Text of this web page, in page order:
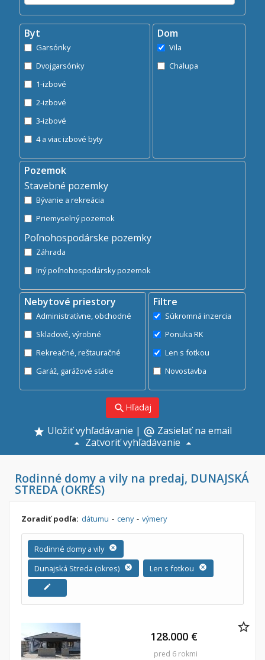
Byt
Garsónky
Dvojgarsónky
1-izbové
2-izbové
3-izbové
4 a viac izbové byty
Dom
Vila
Chalupa
Pozemok
Stavebné pozemky
Bývanie a rekreácia
Priemyselný pozemok
Poľnohospodárske pozemky
Záhrada
Iný poľnohospodársky pozemok
Nebytové priestory
Administratívne, obchodné
Skladové, výrobné
Rekreačné, reštauračné
Garáž, garážové státie
Filtre
Súkromná inzercia
Ponuka RK
Len s fotkou
Novostavba
search Hľadaj
Uložiť vyhľadávanie | alternate_email Zasielať na email
Zatvoriť vyhľadávanie
Rodinné domy a vily na predaj, DUNAJSKÁ
STREDA (OKRES)
Zoradiť podľa: dátumu - ceny - výmery
Rodinné domy a vily cancel
Dunajská Streda (okres) cancel Len s fotkou cancel
edit
128.000 €
pred 6 rokmi